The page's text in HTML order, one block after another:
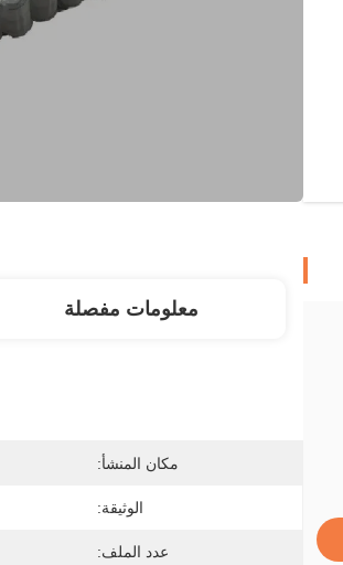
معلومات مفصلة
مكان المنشأ:
الوثيقة:
عدد الملف: